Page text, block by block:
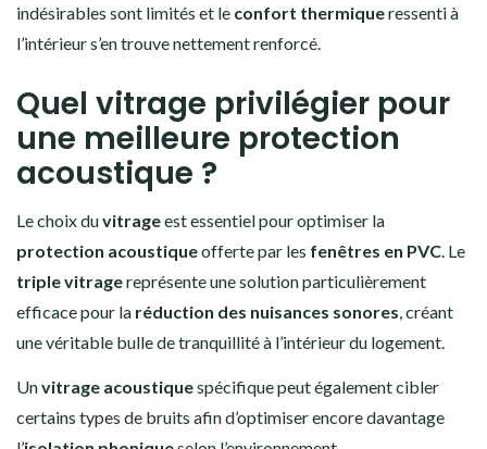
indésirables sont limités et le confort thermiqueressenti à
l’intérieur s’en trouve nettement renforcé.
Quel vitrage privilégier pour
une meilleure protection
acoustique ?
Le choix duvitrageest essentiel pour optimiser la
protection acoustiqueofferte par les fenêtres en PVC. Le
triple vitragereprésente une solution particulièrement
efficace pour la réduction des nuisances sonores, créant
une véritable bulle de tranquillité à l’intérieur du logement.
Unvitrage acoustiquespécifique peut également cibler
certains types de bruits afin d’optimiser encore davantage